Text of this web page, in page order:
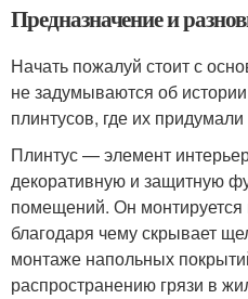
Предназначение и
Начать пожалуй стоит с
не задумываются об
плинтусов, где их
Плинтус — элемент
декоративную и защитную
помещений. Он монтируется
благодаря чему скрывает
монтаже напольных
распространению грязи в